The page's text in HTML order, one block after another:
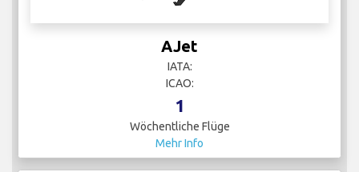
AJet
IATA:
ICAO:
1
Wöchentliche Flüge
Mehr Info